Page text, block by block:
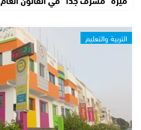
التربية والتعليم